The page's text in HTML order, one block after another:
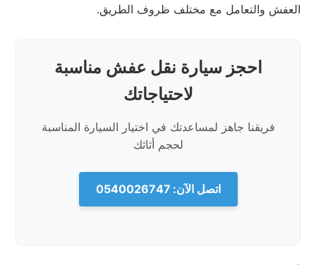
العفش والتعامل مع مختلف ظروف الطريق.
احجز سيارة نقل عفش مناسبة
لاحتياجاتك
فريقنا جاهز لمساعدتك في اختيار السيارة المناسبة
لحجم أثاثك
اتصل الآن: 0540026747